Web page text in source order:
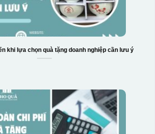
khi lựa chọn quà tặng doanh nghiệp cần lưu ý